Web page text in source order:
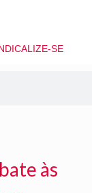
SE
às